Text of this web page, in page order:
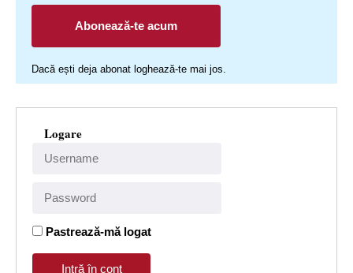
Abonează-te acum
Dacă ești deja abonat loghează-te mai jos.
Logare
Pastrează-mă logat